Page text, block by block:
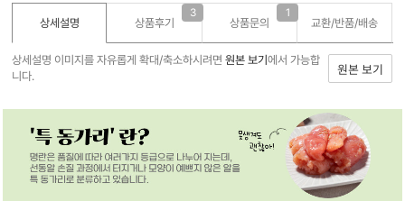
상세설명 상품후기
3
상품문의
1
교환/반품/배송
상세설명 이미지를 자유롭게 확대/축소하시려면원본 보기에서 가능합
니다.
원본 보기